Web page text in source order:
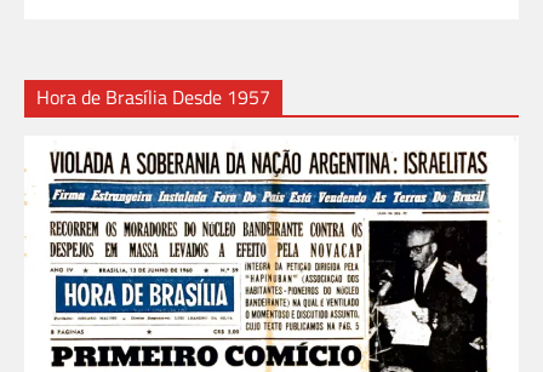
Hora de Brasília Desde 1957